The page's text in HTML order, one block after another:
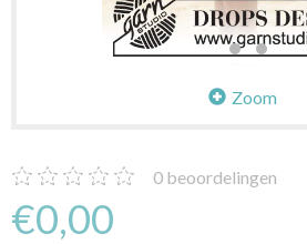
Zoom
0 beoordelingen
€0,00